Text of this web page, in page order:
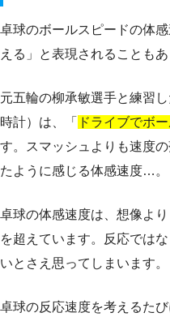
卓球のボールスピードの体
える」と表現されることもあ
元五輪の柳承敏選手と練習
時計）は、「
ドライブでボ
す。スマッシュよりも速度
たように感じる体感速度…。
卓球の体感速度は、想像よ
を超えています。反応では
いとさえ思ってしまいます。
卓球の反応速度を考えるた